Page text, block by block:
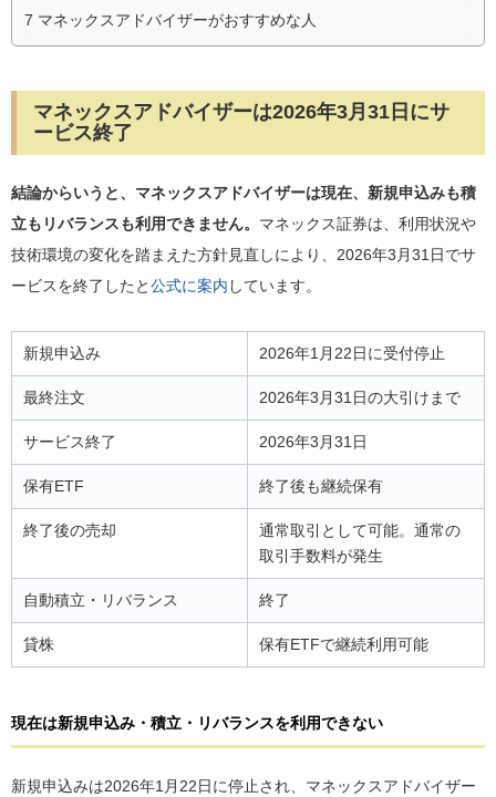
7 マネックスアドバイザーがおすすめな人
マネックスアドバイザーは2026年3月31日にサ
ービス終了
結論からいうと、マネックスアドバイザーは現在、新規申込みも積
立もリバランスも利用できません。 マネックス証券は、利用状況や
技術環境の変化を踏まえた方針見直しにより、2026年3月31日でサ
ービスを終了したと公式に案内 しています。
新規申込み 2026年1月22日に受付停止
最終注文 2026年3月31日の大引けまで
サービス終了 2026年3月31日
保有ETF 終了後も継続保有
終了後の売却
通常取引として可能。通常の
取引手数料が発生
自動積立・リバランス 終了
貸株 保有ETFで継続利用可能
現在は新規申込み・積立・リバランスを利用できない
新規申込みは2026年1月22日に停止され、マネックスアドバイザー